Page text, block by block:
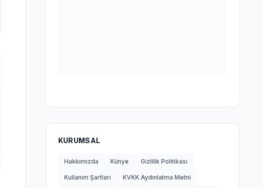
KURUMSAL
Hakkımızda Künye Gizlilik Politikası
Kullanım Şartları KVKK Aydınlatma Metni